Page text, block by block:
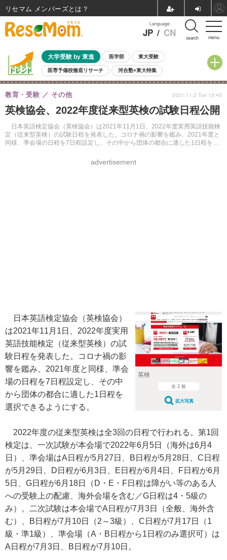
menu
Language
JP / CN search
大学受験 by 東進 医学部 東大受験
医専予備校徹底リサーチ 河合塾×東大特集
親子で考える大学選び 高校受験 中学受験 小学校受験
共通テスト 夏休み
8月開催イベント・WS 全国公立高校 過去問 人気記事
自由研究教材（小学生向け） 自由研究教材（中学生向け） ランキング
英検協会、2022年度従来型英検の試験日程公開
日本英語検定協会（英検協会）は2021年11月1日、2022年度実用英語技能検
定（従来型英検）の試験日程を発表した。コロナ禍の影響を鑑み、2021年度と
同様、準会場の日程を7日程設定し、その中から団体の都合に適した1日程を選
教育・受験 その他
advertisement
2021.11.2 Tue 13:45
英検
全 2 枚
拡大写真
日本英語検定協会（英検協会）
は2021年11月1日、2022年度実用
英語技能検定（従来型英検）の試
験日程を発表した。コロナ禍の影
響を鑑み、2021年度と同様、準会
場の日程を7日程設定し、その中
から団体の都合に適した1日程を
選択できるようにする。
2022年度の従来型英検は全3回の日程で行われる。第1回
検定は、一次試験が本会場で2022年6月5日（海外は6月4
日）、準会場はA日程が5月27日、B日程が5月28日、C日程
が5月29日、D日程が6月3日、E日程が6月4日、F日程が6月
5日、G日程が6月18日（D・E・F日程は障がい等のある人
への受験上の配慮、海外会場を含む／G日程は4・5級の
み）。二次試験は本会場でA日程が7月3日（全般、海外含
む）、B日程が7月10日（2～3級）、C日程が7月17日（1
級・準1級）、準会場（A・B日程から1日程のみ選択可）は
A日程が7月3日、B日程が7月10日。
リセマム メンバーズ